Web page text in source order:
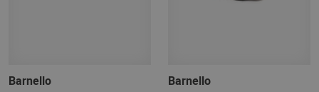
Barnello Barnello